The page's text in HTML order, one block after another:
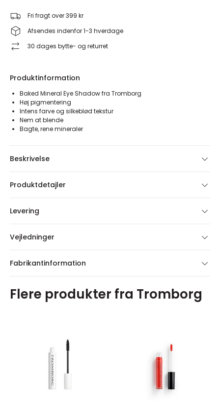
Fri fragt over 399 kr
Afsendes indenfor 1-3 hverdage
30 dages bytte- og returret
Produktinformation
Baked Mineral Eye Shadow fra Tromborg
Høj pigmentering
Intens farve og silkeblød tekstur
Nem at blende
Bagte, rene mineraler
Beskrivelse
Produktdetajler
Levering
Vejledninger
Fabrikantinformation
Flere produkter fra Tromborg